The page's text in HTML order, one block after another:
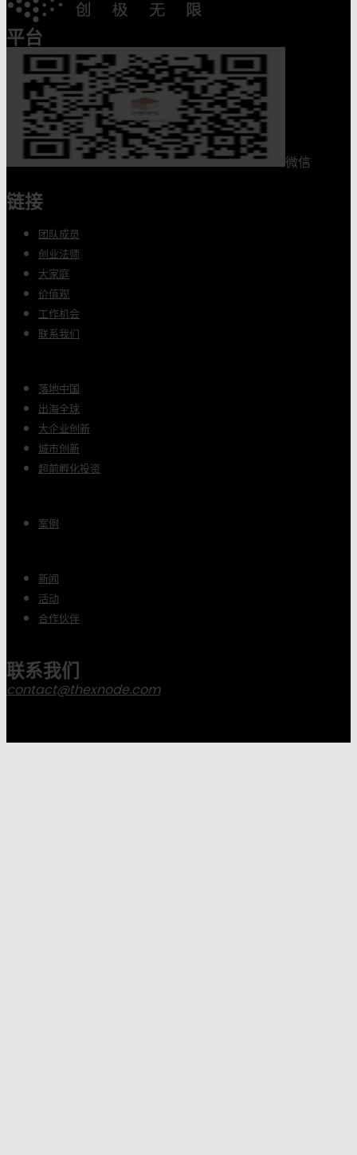
平台
微信
链接
团队成员
创业法师
大家庭
价值观
工作机会
联系我们
落地中国
出海全球
大企业创新
城市创新
超前孵化投资
案例
新闻
活动
合作伙伴
联系我们
contact@thexnode.com